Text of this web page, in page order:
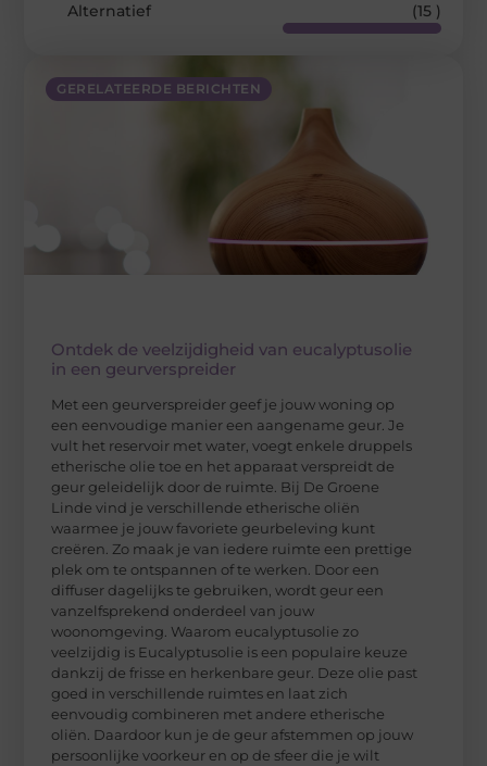
GERELATEERDE BERICHTEN
Ontdek de veelzijdigheid van eucalyptusolie
in een geurverspreider
Met een geurverspreider geef je jouw woning op
een eenvoudige manier een aangename geur. Je
vult het reservoir met water, voegt enkele druppels
etherische olie toe en het apparaat verspreidt de
geur geleidelijk door de ruimte. Bij De Groene
Linde vind je verschillende etherische oliën
waarmee je jouw favoriete geurbeleving kunt
creëren. Zo maak je van iedere ruimte een prettige
plek om te ontspannen of te werken. Door een
diffuser dagelijks te gebruiken, wordt geur een
vanzelfsprekend onderdeel van jouw
woonomgeving. Waarom eucalyptusolie zo
veelzijdig is Eucalyptusolie is een populaire keuze
dankzij de frisse en herkenbare geur. Deze olie past
goed in verschillende ruimtes en laat zich
eenvoudig combineren met andere etherische
oliën. Daardoor kun je de geur afstemmen op jouw
persoonlijke voorkeur en op de sfeer die je wilt
Alternatief
(15 )